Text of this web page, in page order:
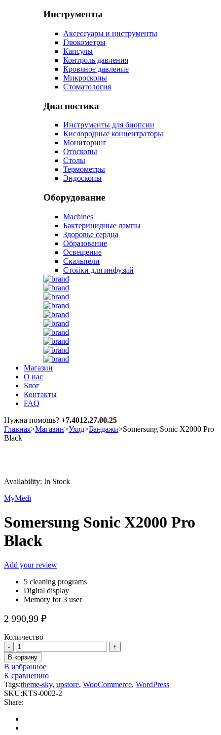
Инструменты
Аксессуары и инструменты
Глюкометры
Капсулы
Контроль давления
Кровяное давление
Микроскопы
Стоматология
Диагностика
Инструменты для биопсии
Кислородные концентраторы
Мониторинг
Отоскопы
Столы
Термометры
Эндоскопы
Оборудование
Machines
Бактерицидные лампы
Здоровье сердца
Образование
Освещение
Скальпели
Стойки для инфузий
Магазин
О нас
Блог
Контакты
FAQ
Нужна помощь? +7.4012.27.00.25
Главная>Магазин>Уход>Бандажи>Somersung Sonic X2000 Pro
Black
Availability: In Stock
MyMedi
Somersung Sonic X2000 Pro
Black
Add your review
5 cleaning programs
Digital display
Memory for 3 user
2 990,99 ₽
Количество
Somersung
Sonic
X2000
Pro
Black
quantity
В корзину
В избранное
К сравнению
Tags:theme-sky, upstore, WooCommerce, WordPress
SKU:KTS-0002-2
Share: